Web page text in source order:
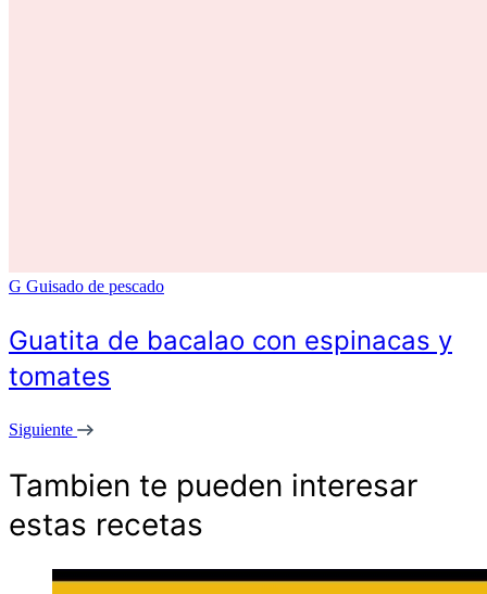
G Guisado de pescado
Guatita de bacalao con espinacas y
tomates
Siguiente
Tambien te pueden interesar
estas recetas